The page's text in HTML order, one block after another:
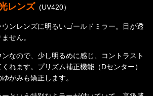
レンズ (UV420）
ンレンズに明るいゴールドミラー。目が透
せん。
なので、少し明るめに感じ、コントラスト
れます。プリズム補正機能（Dセンター）
がみも矯正します。